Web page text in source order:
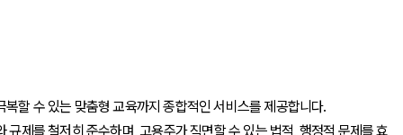
할 수 있는 맞춤형 교육까지 종합적인 서비스를 제공합니다.
제를 철저히 준수하며, 고용주가 직면할 수 있는 법적, 행정적 문제를 효